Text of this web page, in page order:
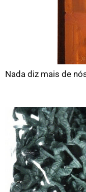
Nada diz mais de